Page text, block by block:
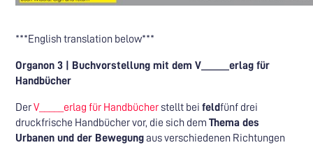
***English translation below***
Organon 3 | Buchvorstellung mit dem V_____erlag für
Handbücher
DerV_____erlag für Handbücher stellt beifeldfünf drei
druckfrische Handbücher vor, die sich demThema des
Urbanen und der Bewegungaus verschiedenen Richtungen